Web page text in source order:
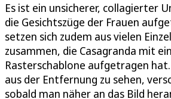
Es ist ein unsicherer, collagierter
die Gesichtszüge der Frauen
setzen sich zudem aus vielen
zusammen, die Casagranda mit
Rasterschablone aufgetragen hat.
aus der Entfernung zu sehen,
sobald man näher an das Bild